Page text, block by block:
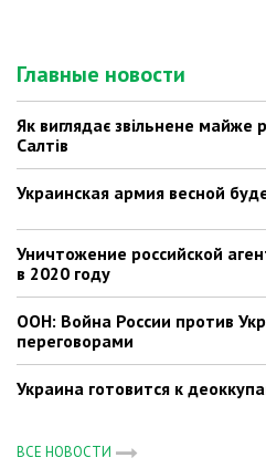
Главные новости
Як виглядає звільнене майже
Салтів
Украинская армия весной
Уничтожение российской
в 2020 году
ООН: Война России против
переговорами
Украина готовится к
ВСЕ НОВОСТИ